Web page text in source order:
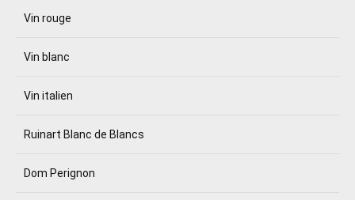
Vin rouge
Vin blanc
Vin italien
Ruinart Blanc de Blancs
Dom Perignon